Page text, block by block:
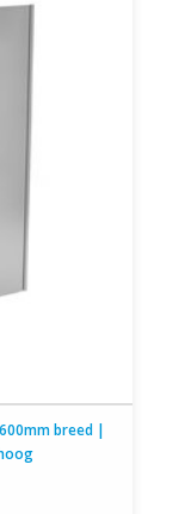
breed |